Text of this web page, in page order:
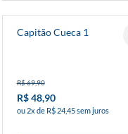
Capitão Cueca 1
R$ 69,90
R$ 48,90
ou 2x de R$ 24,45 sem juros